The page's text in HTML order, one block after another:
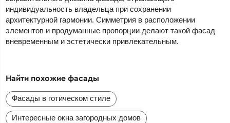
индивидуальность владельца при сохранении
архитектурной гармонии. Симметрия в расположении
элементов и продуманные пропорции делают такой фасад
вневременным и эстетически привлекательным.
Найти похожие фасады
Фасады в готическом стиле
Интересные окна загородных домов